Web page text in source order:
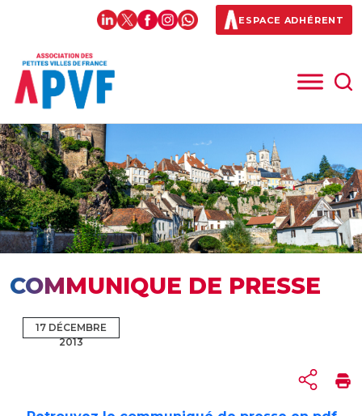
ESPACE ADHÉRENT
COMMUNIQUE DE PRESSE
17 DÉCEMBRE
2013